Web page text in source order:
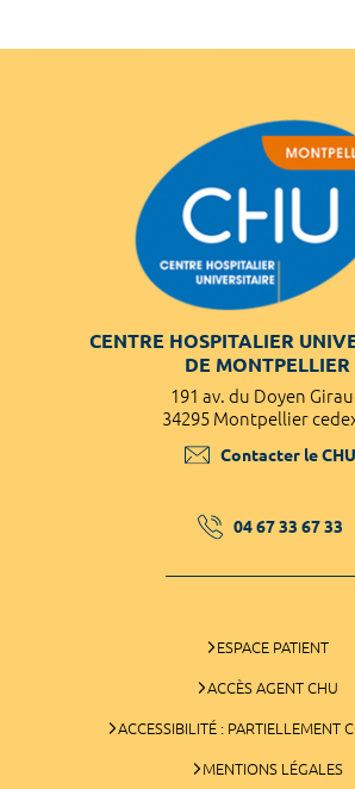
CENTRE HOSPITALIER
DE MONTPELLIER
191 av. du Doyen
34295 Montpellier
Contacter le CHU
04 67 33 67 33
ESPACE PATIENT
ACCÈS AGENT CHU
ACCESSIBILITÉ : PARTIELLEMENT
MENTIONS LÉGALES